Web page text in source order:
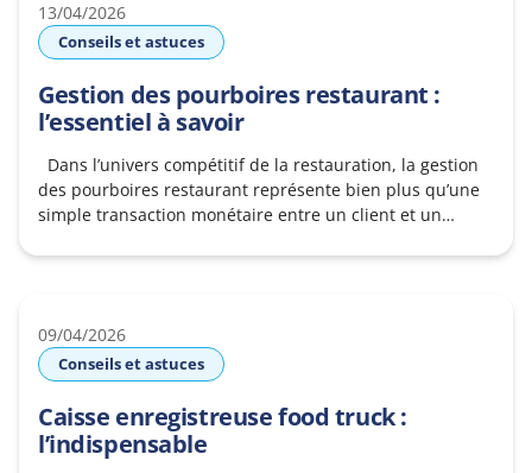
13/04/2026
Conseils et astuces
Gestion des pourboires restaurant :
l’essentiel à savoir
Dans l’univers compétitif de la restauration, la gestion
des pourboires restaurant représente bien plus qu’une
simple transaction monétaire entre un client et un
un indicateur de la satisfaction de la clientèle et,
09/04/2026
Conseils et astuces
Caisse enregistreuse food truck :
l’indispensable